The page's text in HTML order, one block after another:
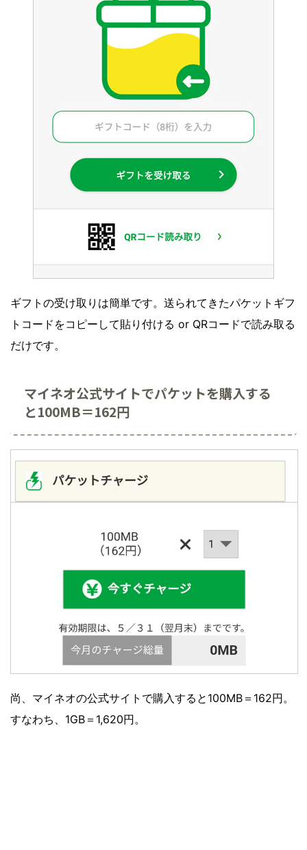
ギフトの受け取りは簡単です。送られてきたパケットギフ
トコードをコピーして貼り付ける or QRコードで読み取る
だけです。
マイネオ公式サイトでパケットを購入する
と100MB＝162円
尚、マイネオの公式サイトで購入すると100MB＝162円。
すなわち、1GB＝1,620円。